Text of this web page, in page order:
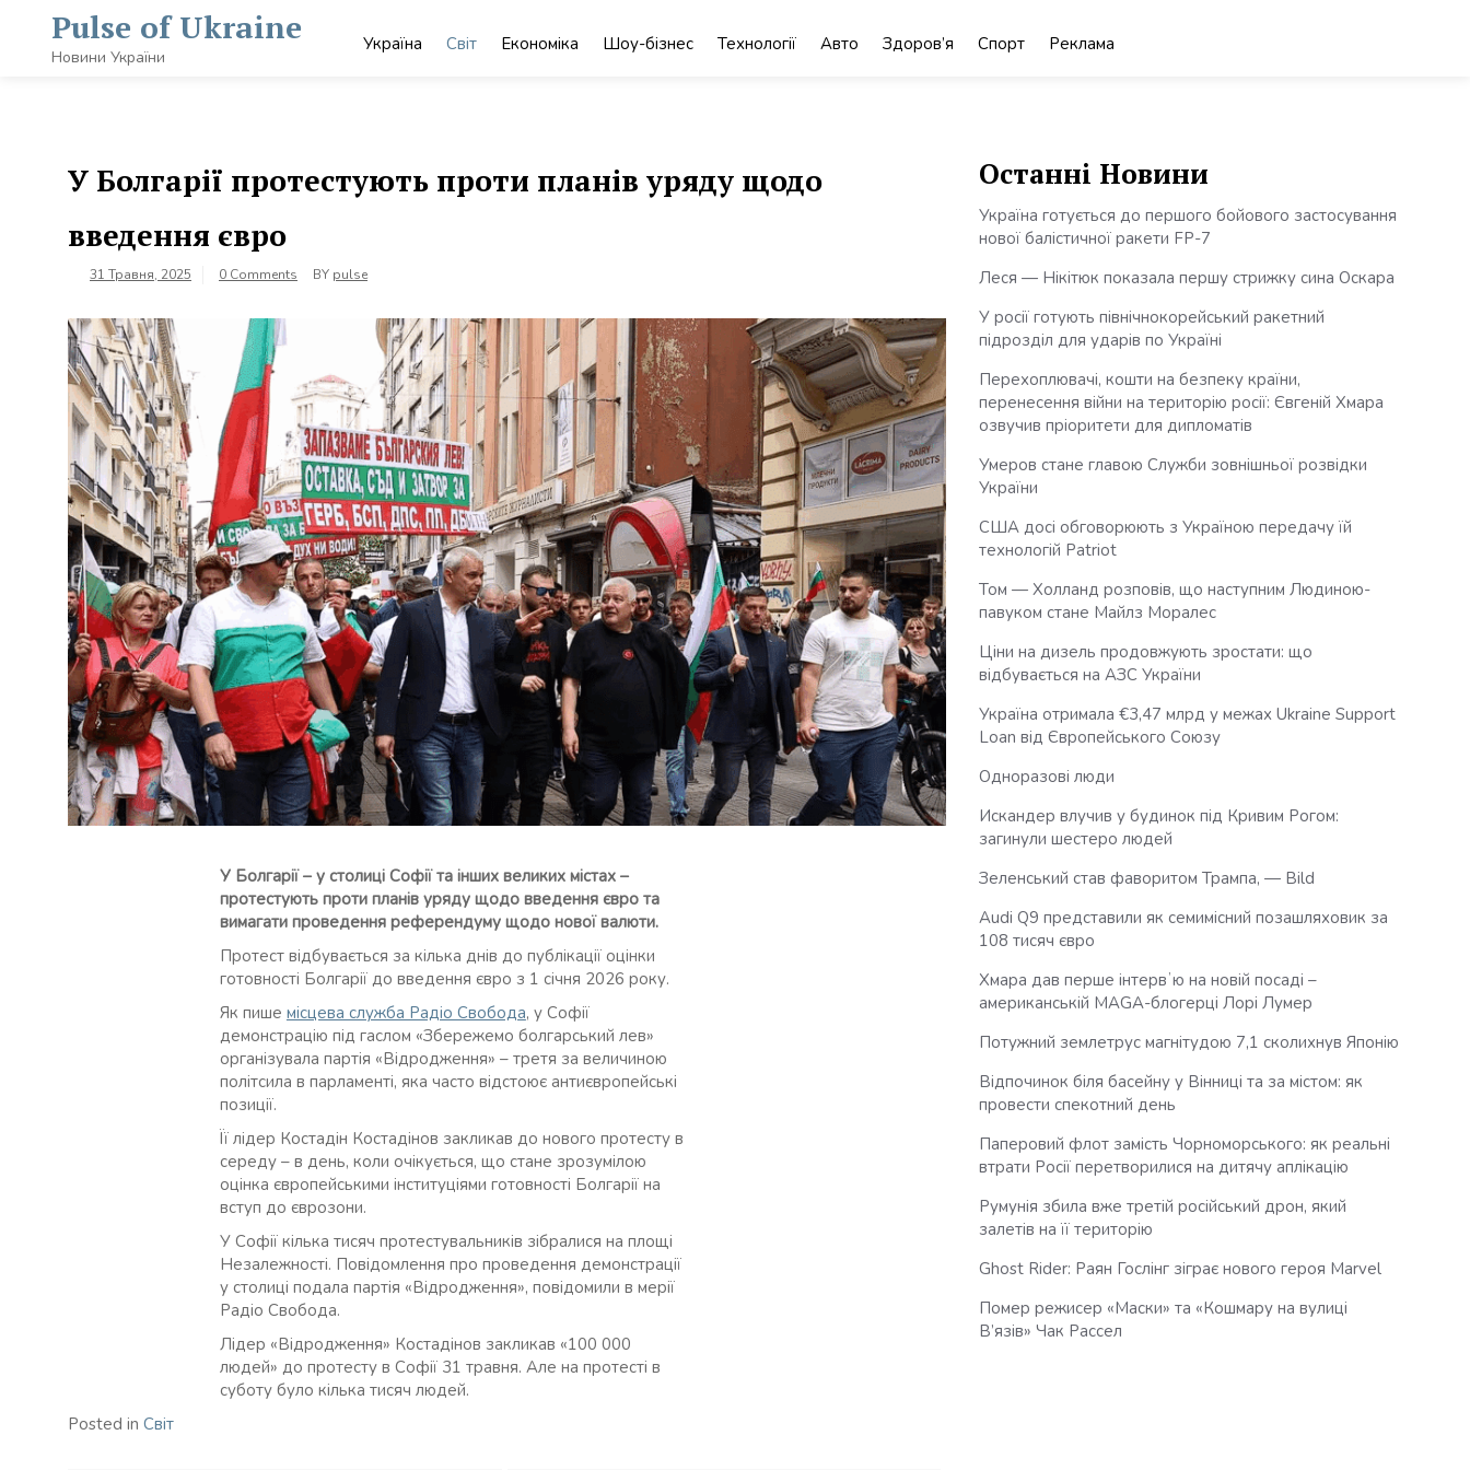
content
Pulse of Ukraine
Новини України
Україна Світ Економіка Шоу-бізнес Технології Авто Здоров’я Спорт Реклама
У Болгарії протестують проти планів уряду щодо
введення євро
31 Травня, 2025 0 Comments BY pulse
У Болгарії – у столиці Софії та інших великих містах –
протестують проти планів уряду щодо введення євро та
вимагати проведення референдуму щодо нової валюти.
Протест відбувається за кілька днів до публікації оцінки
готовності Болгарії до введення євро з 1 січня 2026 року.
Як пише місцева служба Радіо Свобода, у Софії
демонстрацію під гаслом «Збережемо болгарський лев»
організувала партія «Відродження» – третя за величиною
політсила в парламенті, яка часто відстоює антиєвропейські
позиції.
Її лідер Костадін Костадінов закликав до нового протесту в
середу – в день, коли очікується, що стане зрозумілою
оцінка європейськими інституціями готовності Болгарії на
вступ до єврозони.
У Софії кілька тисяч протестувальників зібралися на площі
Незалежності. Повідомлення про проведення демонстрації
у столиці подала партія «Відродження», повідомили в мерії
Радіо Cвобода.
Лідер «Відродження» Костадінов закликав «100 000
людей» до протесту в Софії 31 травня. Але на протесті в
суботу було кілька тисяч людей.
Posted in Світ
Останні Новини
Україна готується до першого бойового застосування
нової балістичної ракети FP-7
Леся — Нікітюк показала першу стрижку сина Оскара
У росії готують північнокорейський ракетний
підрозділ для ударів по Україні
Перехоплювачі, кошти на безпеку країни,
перенесення війни на територію росії: Євгеній Хмара
озвучив пріоритети для дипломатів
Умеров стане главою Служби зовнішньої розвідки
України
США досі обговорюють з Україною передачу їй
технологій Patriot
Том — Холланд розповів, що наступним Людиною-
павуком стане Майлз Моралес
Ціни на дизель продовжують зростати: що
відбувається на АЗС України
Україна отримала €3,47 млрд у межах Ukraine Support
Loan від Європейського Союзу
Одноразові люди
Искандер влучив у будинок під Кривим Рогом:
загинули шестеро людей
Зеленський став фаворитом Трампа, — Bild
Audi Q9 представили як семимісний позашляховик за
108 тисяч євро
Хмара дав перше інтервʼю на новій посаді –
американській MAGA-блогерці Лорі Лумер
Потужний землетрус магнітудою 7,1 сколихнув Японію
Відпочинок біля басейну у Вінниці та за містом: як
провести спекотний день
Паперовий флот замість Чорноморського: як реальні
втрати Росії перетворилися на дитячу аплікацію
Румунія збила вже третій російський дрон, який
залетів на її територію
Ghost Rider: Раян Гослінг зіграє нового героя Marvel
Помер режисер «Маски» та «Кошмару на вулиці
В’язів» Чак Рассел